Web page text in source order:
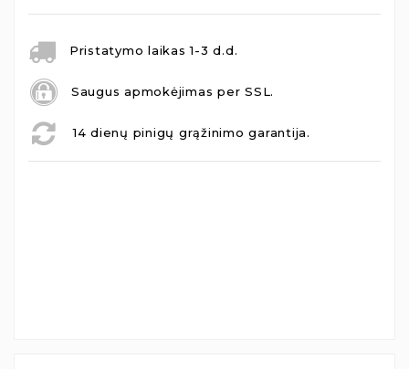
Pristatymo laikas 1-3 d.d.
Saugus apmokėjimas per SSL.
14 dienų pinigų grąžinimo garantija.